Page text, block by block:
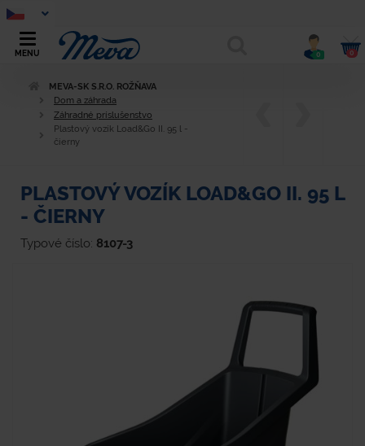
MENU 0 0
MEVA-SK S.R.O. ROŽŇAVA
Dom a záhrada
Záhradné príslušenstvo
Plastový vozík Load&Go II. 95 l -
čierny
PLASTOVÝ VOZÍK LOAD&GO II. 95 L
- ČIERNY
Typové číslo: 8107-3